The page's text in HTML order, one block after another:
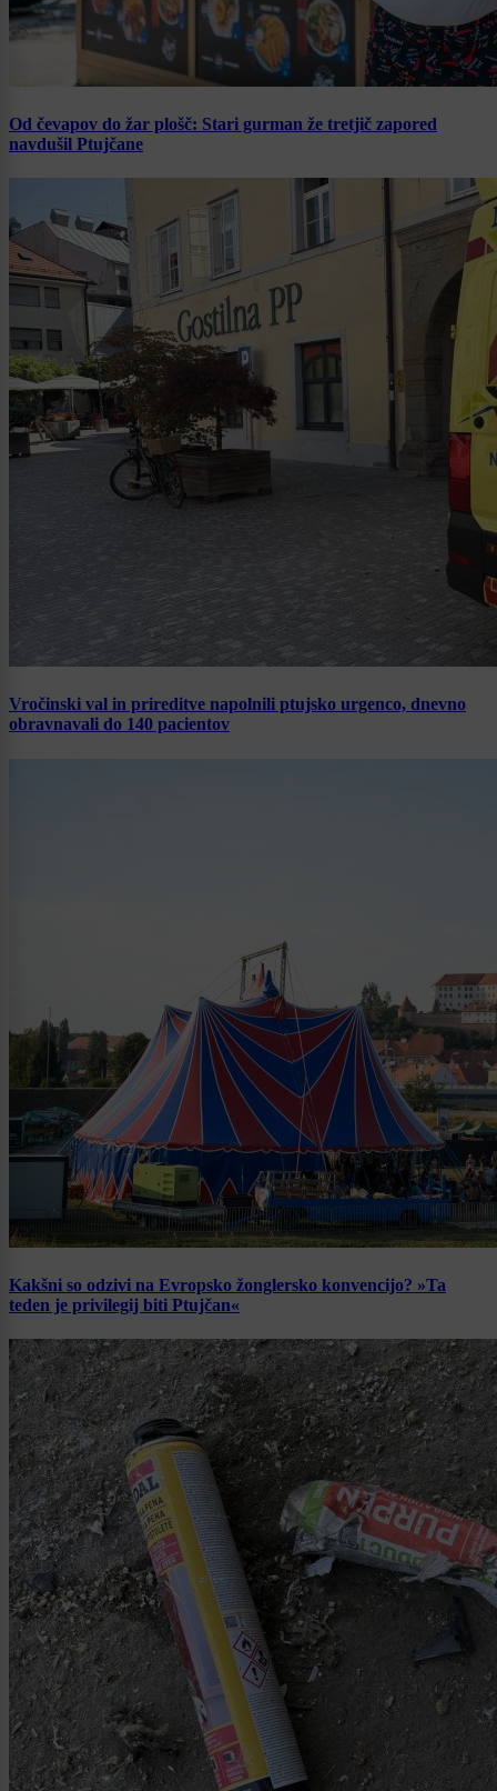
Od čevapov do žar plošč: Stari gurman že tretjič zapored
navdušil Ptujčane
Vročinski val in prireditve napolnili ptujsko urgenco, dnevno
obravnavali do 140 pacientov
Kakšni so odzivi na Evropsko žonglersko konvencijo? »Ta
teden je privilegij biti Ptujčan«